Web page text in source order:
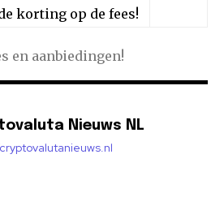
korting op de fees!
en aanbiedingen!
Nieuws NL